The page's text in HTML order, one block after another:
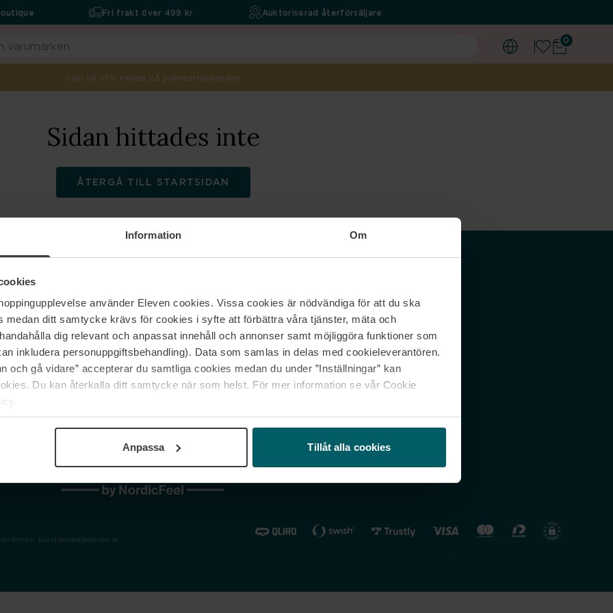
Information Om
använder Eleven cookies. Vissa cookies är nödvändiga för att du ska
medan ditt samtycke krävs för cookies i syfte att förbättra våra tjänster, mäta och
dig relevant och anpassat innehåll och annonser samt möjliggöra funktioner som
inkludera personuppgiftsbehandling). Data som samlas in delas med cookieleverantören.
och gå vidare” accepterar du samtliga cookies medan du under ”Inställningar” kan
Du kan återkalla ditt samtycke när som helst. För mer information se vår Cookie
Anpassa Tillåt alla cookies
0
Fri frakt över 499 kr Auktoriserad återförsäljare
Upp till 25% rabatt på paketerbjudanden
Sidan hittades inte
ÅTERGÅ TILL STARTSIDAN
Om oss
Jobba hos oss
Våra varumärken
Kontakta oss
Vanliga frågor & svar
Spåra min beställning
reklamationer
Nordicfeel SE
Nordicfeel FI
Nordicfeel NO
Email: kundservice@eleven.se